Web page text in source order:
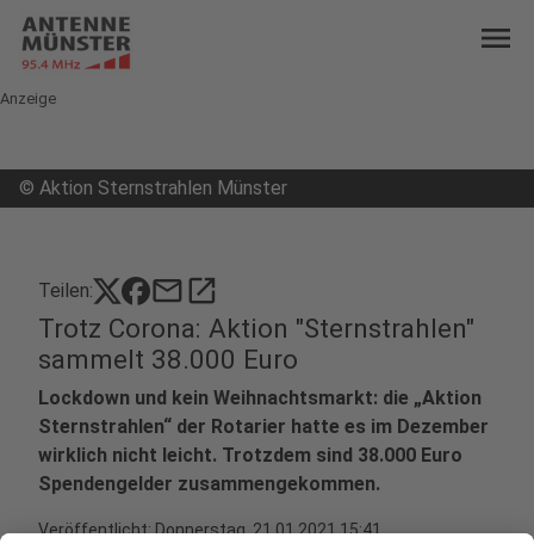
menu
Anzeige
© Aktion Sternstrahlen Münster
Teilen: mailopen_in_new
Trotz Corona: Aktion "Sternstrahlen"
sammelt 38.000 Euro
Lockdown und kein Weihnachtsmarkt: die „Aktion
Sternstrahlen“ der Rotarier hatte es im Dezember
wirklich nicht leicht. Trotzdem sind 38.000 Euro
Spendengelder zusammengekommen.
Veröffentlicht:Donnerstag, 21.01.2021 15:41